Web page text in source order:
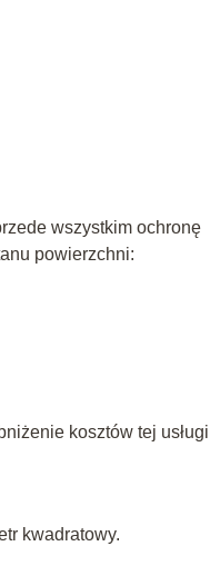
wszystkim ochronę
powierzchni:
kosztów tej
kwadratowy.